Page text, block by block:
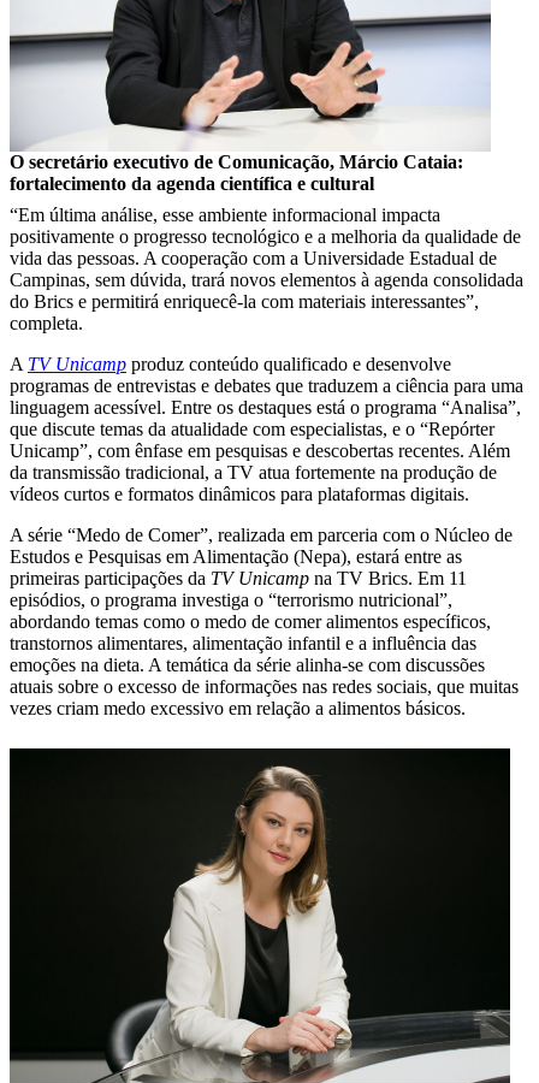
O secretário executivo de Comunicação, Márcio Cataia:
fortalecimento da agenda científica e cultural
“Em última análise, esse ambiente informacional impacta
positivamente o progresso tecnológico e a melhoria da qualidade de
vida das pessoas. A cooperação com a Universidade Estadual de
Campinas, sem dúvida, trará novos elementos à agenda consolidada
do Brics e permitirá enriquecê-la com materiais interessantes”,
completa.
A TV Unicamp produz conteúdo qualificado e desenvolve
programas de entrevistas e debates que traduzem a ciência para uma
linguagem acessível. Entre os destaques está o programa “Analisa”,
que discute temas da atualidade com especialistas, e o “Repórter
Unicamp”, com ênfase em pesquisas e descobertas recentes. Além
da transmissão tradicional, a TV atua fortemente na produção de
vídeos curtos e formatos dinâmicos para plataformas digitais.
A série “Medo de Comer”, realizada em parceria com o Núcleo de
Estudos e Pesquisas em Alimentação (Nepa), estará entre as
primeiras participações da TV Unicamp na TV Brics. Em 11
episódios, o programa investiga o “terrorismo nutricional”,
abordando temas como o medo de comer alimentos específicos,
transtornos alimentares, alimentação infantil e a influência das
emoções na dieta. A temática da série alinha-se com discussões
atuais sobre o excesso de informações nas redes sociais, que muitas
vezes criam medo excessivo em relação a alimentos básicos.